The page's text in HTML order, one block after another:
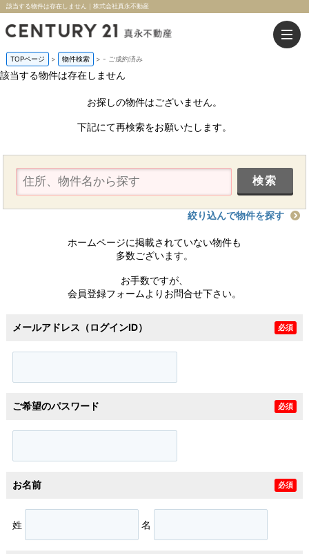
該当する物件は存在しません｜株式会社真永不動産
TOPページ > 物件検索 > - ご成約済み
該当する物件は存在しません
お探しの物件はございません。
下記にて再検索をお願いたします。
絞り込んで物件を探す
ホームページに掲載されていない物件も
多数ございます。
お手数ですが、
会員登録フォームよりお問合せ下さい。
メールアドレス（ログインID） 必須
ご希望のパスワード 必須
お名前 必須
姓 名